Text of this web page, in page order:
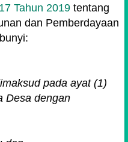
Tahun 2019 tentang
dan Pemberdayaan
pada ayat (1)
Desa dengan